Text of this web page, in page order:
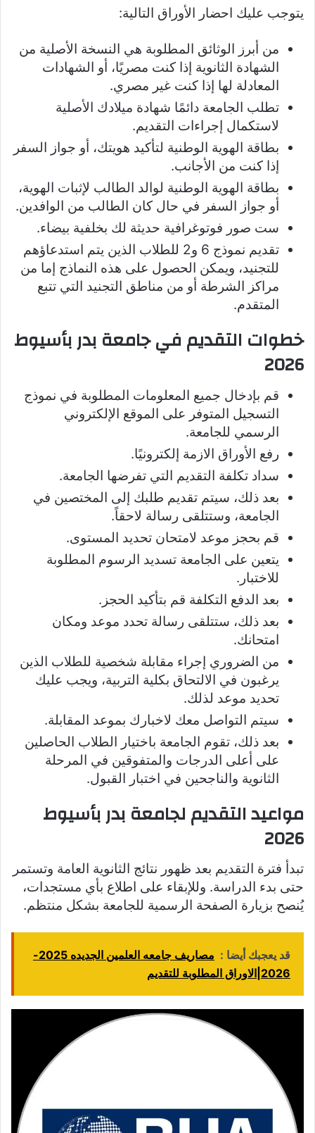
يتوجب عليك احضار الأوراق التالية:
من أبرز الوثائق المطلوبة هي النسخة الأصلية من
الشهادة الثانوية إذا كنت مصريًا، أو الشهادات
المعادلة لها إذا كنت غير مصري.
تطلب الجامعة دائمًا شهادة ميلادك الأصلية
لاستكمال إجراءات التقديم.
بطاقة الهوية الوطنية لتأكيد هويتك، أو جواز السفر
إذا كنت من الأجانب.
بطاقة الهوية الوطنية لوالد الطالب لإثبات الهوية،
أو جواز السفر في حال كان الطالب من الوافدين.
ست صور فوتوغرافية حديثة لك بخلفية بيضاء.
تقديم نموذج 6 و2 للطلاب الذين يتم استدعاؤهم
للتجنيد، ويمكن الحصول على هذه النماذج إما من
مراكز الشرطة أو من مناطق التجنيد التي تتبع
المتقدم.
خطوات التقديم في جامعة بدر بأسيوط
2026
قم بإدخال جميع المعلومات المطلوبة في نموذج
التسجيل المتوفر على الموقع الإلكتروني
الرسمي للجامعة.
رفع الأوراق الازمة إلكترونيًا.
سداد تكلفة التقديم التي تفرضها الجامعة.
بعد ذلك، سيتم تقديم طلبك إلى المختصين في
الجامعة، وستتلقى رسالة لاحقاً.
قم بحجز موعد لامتحان تحديد المستوى.
يتعين على الجامعة تسديد الرسوم المطلوبة
للاختبار.
بعد الدفع التكلفة قم بتأكيد الحجز.
بعد ذلك، ستتلقى رسالة تحدد موعد ومكان
امتحانك.
من الضروري إجراء مقابلة شخصية للطلاب الذين
يرغبون في الالتحاق بكلية التربية، ويجب عليك
تحديد موعد لذلك.
سيتم التواصل معك لاخبارك بموعد المقابلة.
بعد ذلك، تقوم الجامعة باختيار الطلاب الحاصلين
على أعلى الدرجات والمتفوقين في المرحلة
الثانوية والناجحين في اختبار القبول.
مواعيد التقديم لجامعة بدر بأسيوط
2026
تبدأ فترة التقديم بعد ظهور نتائج الثانوية العامة وتستمر
حتى بدء الدراسة. وللإبقاء على اطلاع بأي مستجدات،
يُنصح بزيارة الصفحة الرسمية للجامعة بشكل منتظم.
قد يعجبك أيضا :
مصاريف جامعه العلمين الجديده 2025-
2026|الاوراق المطلوبة للتقديم